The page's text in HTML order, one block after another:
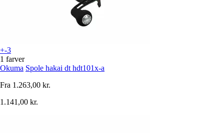
+-3
1 farver
Okuma Spole hakai dt hdt101x-a
Fra 1.263,00 kr.
1.141,00 kr.